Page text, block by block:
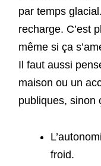
par temps
recharge. C’est
même si ça
Il faut aussi
maison ou un
publiques, sinon
froid.